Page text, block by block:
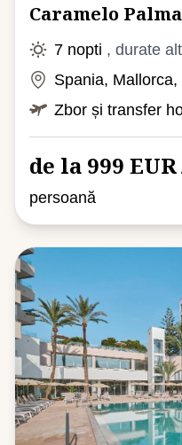
Caramelo
7 nopti , durate
Spania,
Zbor și transfer
de la 999 EUR
persoană